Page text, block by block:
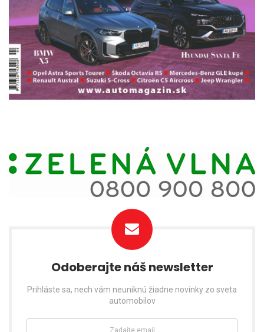
Odoberajte náš newsletter
Prihláste sa, nech vám neuniknú žiadne novinky zo sveta
automobilov